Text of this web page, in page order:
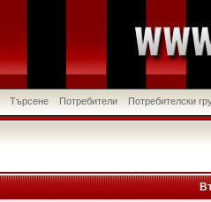
Търсене Потребители Потребителски